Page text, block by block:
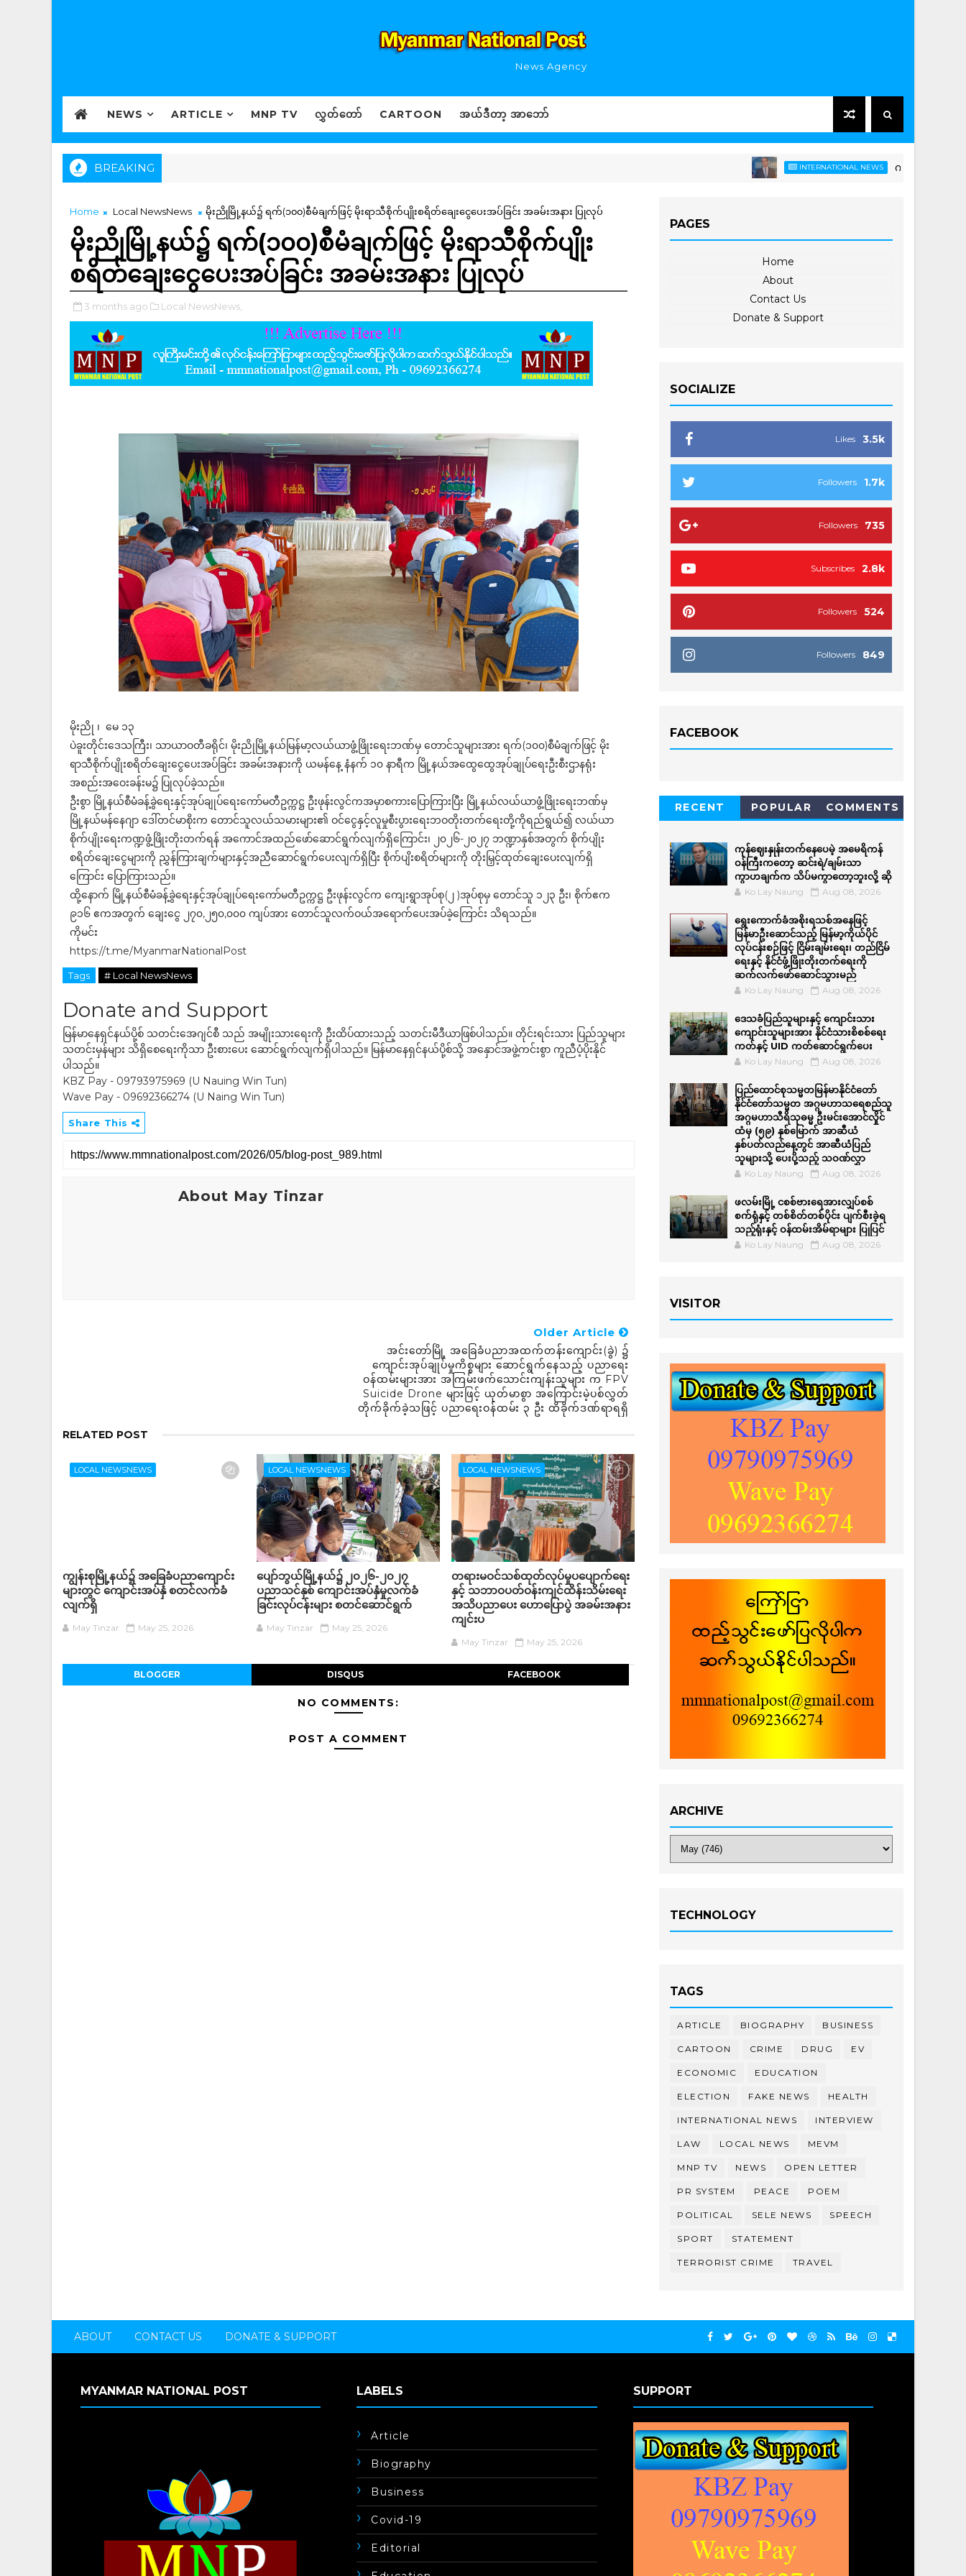
News Agency
NEWS ARTICLE MNP TV လွှတ်တော် CARTOON အယ်ဒီတာ့ အာဘော်
BREAKING INTERNATIONAL NEWS ကုန်ဈေးနှုန်းတက်နေပ
Home Local NewsNews မိုးညိုမြို့နယ်၌ ရက်(၁၀၀)စီမံချက်ဖြင့် မိုးရာသီစိုက်ပျိုးစရိတ်ချေးငွေပေးအပ်ခြင်း အခမ်းအနား ပြုလုပ်
မိုးညိုမြို့နယ်၌ ရက်(၁၀၀)စီမံချက်ဖြင့် မိုးရာသီစိုက်ပျိုး
စရိတ်ချေးငွေပေးအပ်ခြင်း အခမ်းအနား ပြုလုပ်
3 months ago Local NewsNews,
မိုးညို ၊ မေ ၁၃
ပဲခူးတိုင်းဒေသကြီး၊ သာယာဝတီခရိုင်၊ မိုးညိုမြို့နယ်မြန်မာ့လယ်ယာဖွံ့ဖြိုးရေးဘဏ်မှ တောင်သူများအား ရက်(၁၀၀)စီမံချက်ဖြင့် မိုး
ရာသီစိုက်ပျိုးစရိတ်ချေးငွေပေးအပ်ခြင်း အခမ်းအနားကို ယမန်နေ့ နံနက် ၁၀ နာရီက မြို့နယ်အထွေထွေအုပ်ချုပ်ရေးဦးစီးဌာနရုံး
အစည်းအဝေးခန်းမ၌ ပြုလုပ်ခဲ့သည်။
ဦးစွာ မြို့နယ်စီမံခန့်ခွဲရေးနှင့်အုပ်ချုပ်ရေးကော်မတီဥက္ကဋ္ဌ ဦးဖုန်းလွင်ကအမှာစကားပြောကြားပြီး မြို့နယ်လယ်ယာဖွံ့ဖြိုးရေးဘဏ်မှ
မြို့နယ်မန်နေဂျာ ဒေါ်တင်မာစိုးက တောင်သူလယ်သမားများ၏ ဝင်ငွေနှင့်လူမှုစီးပွားရေးဘဝတိုးတက်ရေးတို့ကိုရည်ရွယ်၍ လယ်ယာ
စိုက်ပျိုးရေးကဏ္ဍဖွံ့ဖြိုးတိုးတက်ရန် အကောင်အထည်ဖော်ဆောင်ရွက်လျက်ရှိကြောင်း၊ ၂၀၂၆-၂၀၂၇ ဘဏ္ဍာနှစ်အတွက် စိုက်ပျိုး
စရိတ်ချေးငွေများကို ညွှန်ကြားချက်များနှင့်အညီဆောင်ရွက်ပေးလျက်ရှိပြီး စိုက်ပျိးစရိတ်များကို တိုးမြှင့်ထုတ်ချေးပေးလျက်ရှိ
ကြောင်း ပြောကြားသည်။
ထို့နောက် မြို့နယ်စီမံခန့်ခွဲရေးနှင့်အုပ်ချုပ်ရေးကော်မတီဥက္ကဋ္ဌ ဦးဖုန်းလွင်က ကျေးရွာအုပ်စု(၂ )အုပ်စုမှ တောင်သူ ၁၂၃ ဦး၊ စိုက်ဧက
၉၁၆ ဧကအတွက် ချေးငွေ ၂၇၀,၂၅၀,၀၀၀ ကျပ်အား တောင်သူလက်ဝယ်အရောက်ပေးအပ်ခဲ့ကြောင်း သိရသည်။
ကိုမင်း
https://t.me/MyanmarNationalPost
Tags # Local NewsNews
Donate and Support
မြန်မာနေရှင်နယ်ပို့စ် သတင်းအေဂျင်စီ သည် အမျိုးသားရေးကို ဦးထိပ်ထားသည့် သတင်းမီဒီယာဖြစ်ပါသည်။ တိုင်းရင်းသား ပြည်သူများ
သတင်းမှန်များ သိရှိစေရေးကိုသာ ဦးစားပေး ဆောင်ရွက်လျက်ရှိပါသည်။ မြန်မာနေရှင်နယ်ပို့စ်သို့ အနှောင်အဖွဲ့ကင်းစွာ ကူညီပံ့ပိုးနိုင်
ပါသည်။
KBZ Pay - 09793975969 (U Nauing Win Tun)
Wave Pay - 09692366274 (U Naing Win Tun)
Share This
About May Tinzar
Older Article
အင်းတော်မြို့ အခြေခံပညာအထက်တန်းကျောင်း(ခွဲ) ၌
ကျောင်းအုပ်ချုပ်မှုကိစ္စများ ဆောင်ရွက်နေသည့် ပညာရေး
ဝန်ထမ်းများအား အကြမ်းဖက်သောင်းကျန်းသူများ က FPV
Suicide Drone များဖြင့် ယုတ်မာစွာ အကြောင်းမဲ့ပစ်လွှတ်
တိုက်ခိုက်ခဲ့သဖြင့် ပညာရေးဝန်ထမ်း ၃ ဦး ထိခိုက်ဒဏ်ရာရရှိ
RELATED POST
LOCAL NEWSNEWS
ကျွန်းစုမြို့နယ်၌ အခြေခံပညာကျောင်း
များတွင် ကျောင်းအပ်နှံ စတင်လက်ခံ
လျက်ရှိ
May Tinzar May 25, 2026
LOCAL NEWSNEWS
ပျော်ဘွယ်မြို့နယ်၌ ၂၀၂၆-၂၀၂၇
ပညာသင်နှစ် ကျောင်းအပ်နှံမှုလက်ခံ
ခြင်းလုပ်ငန်းများ စတင်ဆောင်ရွက်
May Tinzar May 25, 2026
LOCAL NEWSNEWS
တရားမဝင်သစ်ထုတ်လုပ်မှုပပျောက်ရေး
နှင့် သဘာဝပတ်ဝန်းကျင်ထိန်းသိမ်းရေး
အသိပညာပေး ဟောပြောပွဲ အခမ်းအနား
ကျင်းပ
May Tinzar May 25, 2026
BLOGGER DISQUS FACEBOOK
NO COMMENTS:
POST A COMMENT
PAGES
Home
About
Contact Us
Donate & Support
SOCIALIZE
3.5k
Likes
1.7k
Followers
735
Followers
2.8k
Subscribes
524
Followers
849
Followers
FACEBOOK
RECENT POPULAR COMMENTS
ကုန်ဈေးနှုန်းတက်နေပေမဲ့ အမေရိကန်
ဝန်ကြီးကတော့ ဆင်းရဲ/ချမ်းသာ
ကွာဟချက်က သိပ်မကွာတော့ဘူးလို့ ဆို
Ko Lay Naung Aug 08, 2026
ရွေးကောက်ခံအစိုးရသစ်အနေဖြင့်
မြန်မာဦးဆောင်သည့် မြန်မာ့ကိုယ်ပိုင်
လုပ်ငန်းစဉ်ဖြင့် ငြိမ်းချမ်းရေး၊ တည်ငြိမ်
ရေးနှင့် နိုင်ငံဖွံ့ဖြိုးတိုးတက်ရေးကို
ဆက်လက်ဖော်ဆောင်သွားမည်
Ko Lay Naung Aug 08, 2026
ဒေသခံပြည်သူများနှင့် ကျောင်းသား
ကျောင်းသူများအား နိုင်ငံသားစိစစ်ရေး
ကတ်နှင့် UID ကတ်ဆောင်ရွက်ပေး
Ko Lay Naung Aug 08, 2026
ပြည်ထောင်စုသမ္မတမြန်မာနိုင်ငံတော်
နိုင်ငံတော်သမ္မတ အဂ္ဂမဟာသရေစည်သူ
အဂ္ဂမဟာသီရိသုဓမ္မ ဦးမင်းအောင်လှိုင်
ထံမှ (၅၉) နှစ်မြောက် အာဆီယံ
နှစ်ပတ်လည်နေ့တွင် အာဆီယံပြည်
သူများသို့ ပေးပို့သည့် သဝဏ်လွှာ
Ko Lay Naung Aug 08, 2026
ဖလမ်းမြို့ ငစစ်ဗားရေအားလျှပ်စစ်
စက်ရုံနှင့် တစ်စိတ်တစ်ပိုင်း ပျက်စီးခဲ့ရ
သည့်ရုံးနှင့် ဝန်ထမ်းအိမ်ရာများ ပြုပြင်
Ko Lay Naung Aug 08, 2026
VISITOR
ARCHIVE
TECHNOLOGY
TAGS
ARTICLE BIOGRAPHY BUSINESS
CARTOON CRIME DRUG EV
ECONOMIC EDUCATION
ELECTION FAKE NEWS HEALTH
INTERNATIONAL NEWS INTERVIEW
LAW LOCAL NEWS MEVM
MNP TV NEWS OPEN LETTER
PR SYSTEM PEACE POEM
POLITICAL SELE NEWS SPEECH
SPORT STATEMENT
TERRORIST CRIME TRAVEL
ABOUT CONTACT US DONATE & SUPPORT
MYANMAR NATIONAL POST LABELS
Article
Biography
Business
Covid-19
Editorial
SUPPORT